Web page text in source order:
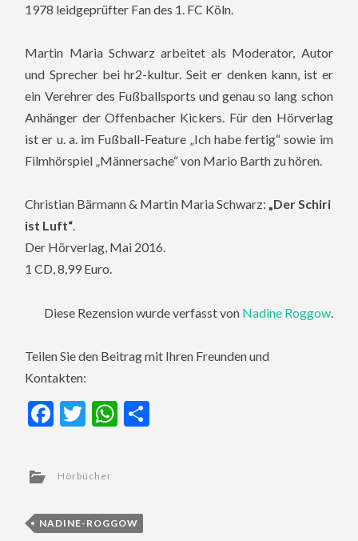
1978 leidgeprüfter Fan des 1. FC Köln.
Martin Maria Schwarz arbeitet als Moderator, Autor
und Sprecher bei hr2-kultur. Seit er denken kann, ist er
ein Verehrer des Fußballsports und genau so lang schon
Anhänger der Offenbacher Kickers. Für den Hörverlag
ist er u. a. im Fußball-Feature „Ich habe fertig“ sowie im
Filmhörspiel „Männersache“ von Mario Barth zu hören.
Christian Bärmann & Martin Maria Schwarz:„Der Schiri
ist Luft“.
Der Hörverlag, Mai 2016.
1 CD, 8,99 Euro.
Diese Rezension wurde verfasst von Nadine Roggow.
Teilen Sie den Beitrag mit Ihren Freunden und
Kontakten:
Facebook
TwitterWhatsApp
Hörbücher
NADINE-ROGGOW